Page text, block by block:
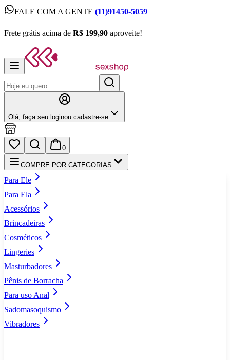
FALE COM A GENTE (11)91450-5059
Frete grátis acima de R$ 199,90 aproveite!
Olá, faça seu loginou cadastre‑se
0
COMPRE POR CATEGORIAS
Para Ele
Para Ela
Acessórios
Brincadeiras
Cosméticos
Lingeries
Masturbadores
Pênis de Borracha
Para uso Anal
Sadomasoquismo
Vibradores